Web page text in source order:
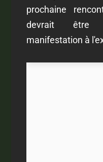
prochaine
devrait être
manifestation à